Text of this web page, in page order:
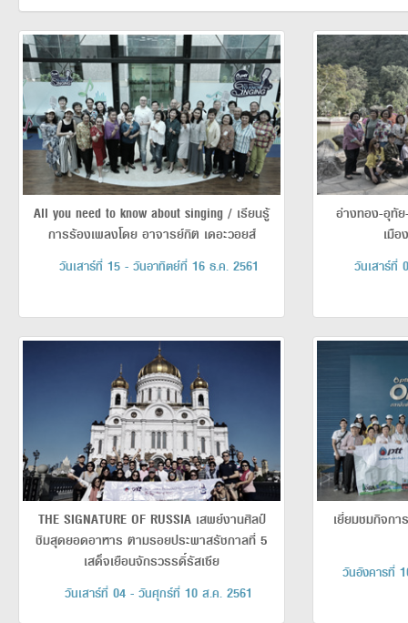
All you need to know about singing / เรียนรู้
การร้องเพลงโดย อาจารย์กิต เดอะวอยส์
วันเสาร์ที่ 15 - วันอาทิตย์ที่ 16 ธ.ค. 2561
อ่างทอง-อุทั
เมือ
วันเสาร์ที่
THE SIGNATURE OF RUSSIA เสพย์งานศิลป์
ชิมสุดยอดอาหาร ตามรอยประพาสรัชกาลที่ 5
เสด็จเยือนจักรวรรดิ์รัสเซีย
วันเสาร์ที่ 04 - วันศุกร์ที่ 10 ส.ค. 2561
เยี่ยมชมกิจก
วันอังคารที่